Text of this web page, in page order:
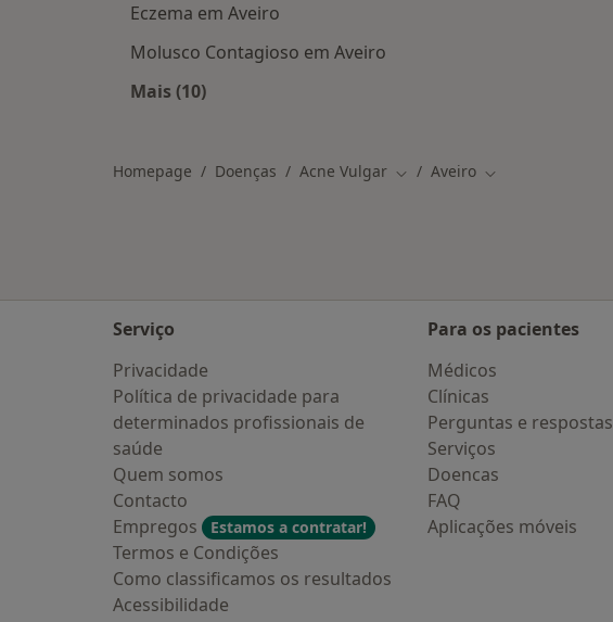
Eczema em Aveiro
Molusco Contagioso em Aveiro
Mais (10)
Homepage Doenças Acne Vulgar Mudar de cidade
Aveiro Mudar de cidade
Serviço
Privacidade
Política de privacidade para
determinados profissionais de
saúde
Quem somos
Contacto
Empregos
Estamos a contratar!
Termos e Condições
Como classificamos os resultados
Acessibilidade
Para os pacientes
Médicos
Clínicas
Perguntas e respostas
Serviços
Doencas
FAQ
Aplicações móveis